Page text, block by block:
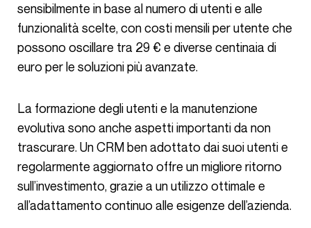
sensibilmente in base al numero di utenti e alle
funzionalità scelte, con costi mensili per utente che
possono oscillare tra 29 € e diverse centinaia di
euro per le soluzioni più avanzate.
La formazione degli utenti e la manutenzione
evolutiva sono anche aspetti importanti da non
trascurare. Un CRM ben adottato dai suoi utenti e
regolarmente aggiornato offre un migliore ritorno
sull’investimento, grazie a un utilizzo ottimale e
all’adattamento continuo alle esigenze dell’azienda.